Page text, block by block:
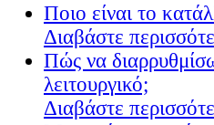
Ποιο είναι το
Διαβάστε
Πώς να
λειτουργικό;
Διαβάστε